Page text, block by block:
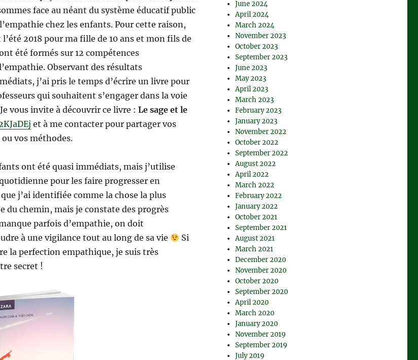
face au néant du système éducatif public
chez les enfants. Pour cette raison,
2018 pour ma fille de 10 ans et mon fils de
été formés sur 12 compétences
Observant des résultats
j’ai pris le temps d’écrire un livre pour
qui souhaitent s’engager dans la voie
vous invite à découvrir ce livre : Le sage et le
et à me contacter pour partager vos
vos méthodes.
ont été quasi immédiats, mais j’utilise
pour les faire progresser en
j’ai identifiée comme la chose la plus
du chemin, mais je constate des progrès
parfois d’empathie, on doit
à une vigilance tout au long de sa vie
Si
la perfection empathique, je suis très
secret !
June 2024
April 2024
March 2024
November 2023
October 2023
September 2023
June 2023
May 2023
April 2023
March 2023
February 2023
January 2023
November 2022
October 2022
September 2022
August 2022
April 2022
March 2022
February 2022
January 2022
October 2021
September 2021
August 2021
March 2021
December 2020
November 2020
October 2020
September 2020
April 2020
March 2020
January 2020
November 2019
September 2019
July 2019